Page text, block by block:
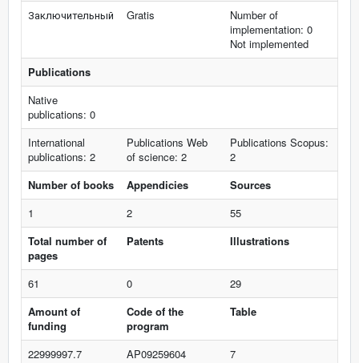
Заключительный
Gratis
Number of
implementation: 0
Not implemented
Publications
Native
publications: 0
International
publications: 2
Publications Web
of science: 2
Publications Scopus:
2
Number of books
Appendicies
Sources
1
2
55
Total number of
pages
Patents Illustrations
61 0
29
Amount of
funding
Code of the
program
Table
22999997.7 AP09259604
7